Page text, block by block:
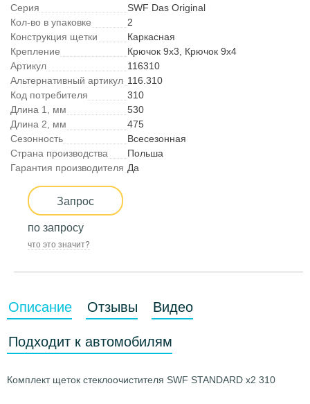
Серия
SWF Das Original
Кол-во в упаковке
2
Конструкция щетки
Каркасная
Крепление
Крючок 9x3, Крючок 9x4
Артикул
116310
Альтернативный артикул 116.310
Код потребителя
310
Длина 1, мм
530
Длина 2, мм
475
Сезонность
Всесезонная
Страна производства
Польша
Гарантия производителя Да
Запрос
по запросу
что это значит?
Описание Отзывы Видео
Подходит к автомобилям
Комплект щеток стеклоочистителя SWF STANDARD x2 310